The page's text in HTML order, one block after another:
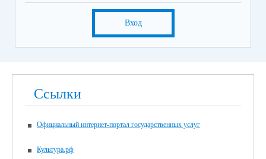
Вход
Ссылки
Официальный интернет-портал государственных услуг
Культура.рф